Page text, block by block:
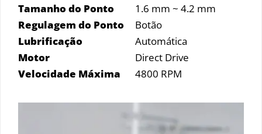
Tamanho do Ponto
1.6 mm ~ 4.2 mm
Regulagem do Ponto
Botão
Lubrificação
Automática
Motor
Direct Drive
Velocidade Máxima
4800 RPM